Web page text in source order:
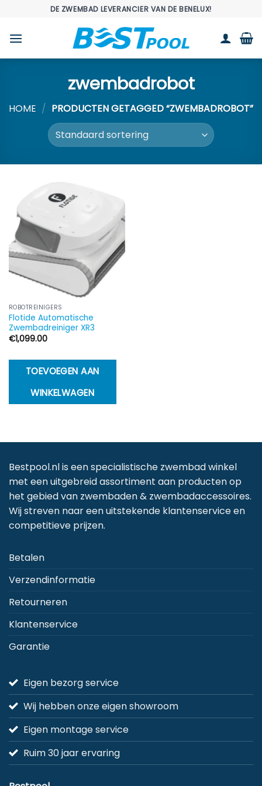
inhoud
DE ZWEMBAD LEVERANCIER VAN DE BENELUX!
zwembadrobot
HOME / PRODUCTEN GETAGGED “ZWEMBADROBOT”
ROBOTREINIGERS
Flotide Automatische
Zwembadreiniger XR3
€1,099.00
TOEVOEGEN AAN
WINKELWAGEN
Bestpool.nl is een specialistische zwembad winkel
met een uitgebreid assortiment aan producten op
het gebied van zwembaden & zwembadaccessoires.
Wij streven naar een uitstekende klantenservice en
competitieve prijzen.
Betalen
Verzendinformatie
Retourneren
Klantenservice
Garantie
Eigen bezorg service
Wij hebben onze eigen showroom
Eigen montage service
Ruim 30 jaar ervaring